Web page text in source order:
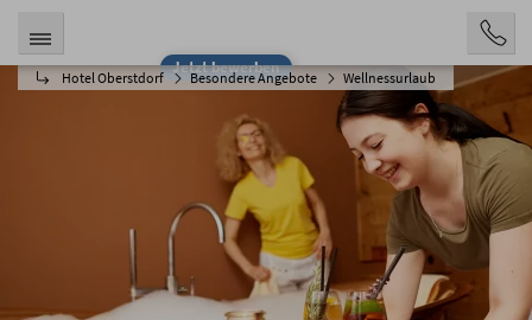
Jetzt bewerben
Hotel Oberstdorf Besondere Angebote Wellnessurlaub